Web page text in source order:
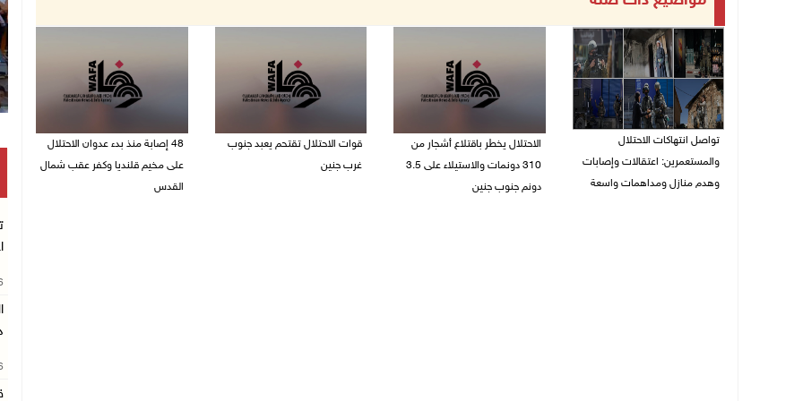
تواصل انتهاكات الاحتلال
والمستعمرين: اعتقالات وإصابات
وهدم منازل ومداهمات واسعة
الاحتلال يخطر باقتلاع أشجار من
310 دونمات والاستيلاء على 3.5
دونم جنوب جنين
قوات الاحتلال تقتحم يعبد جنوب
غرب جنين
48 إصابة منذ بدء عدوان الاحتلال
على مخيم قلنديا وكفر عقب شمال
القدس